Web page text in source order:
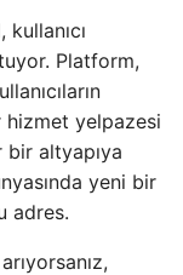
, kullanıcı
Platform,
hizmet yelpazesi
altyapıya
yeni bir
adres.